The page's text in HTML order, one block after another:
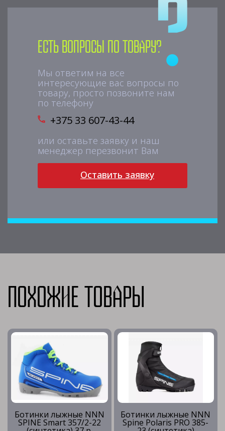
Есть вопросы по товару?
Мы ответим на все
интересующие вас вопросы по
товару, просто позвоните нам
по телефону
+375 33 607-43-44
или оставьте заявку и наш
менеджер перезвонит Вам
Оставить заявку
Похожие товары
Ботинки лыжные NNN
SPINE Smart 357/2-22
Ботинки лыжные NNN
Spine Polaris PRO 385-